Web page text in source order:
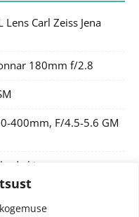
Lens Carl Zeiss Jena
180mm f/2.8
400mm, F/4.5-5.6 GM
kit